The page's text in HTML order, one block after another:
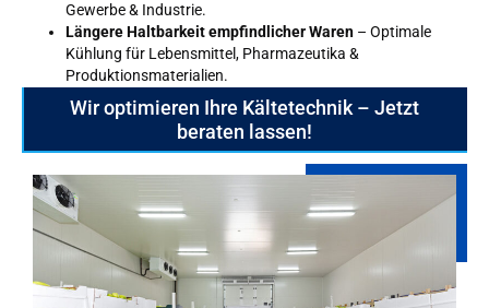
Gewerbe & Industrie.
Längere Haltbarkeit empfindlicher Waren – Optimale
Kühlung für Lebensmittel, Pharmazeutika &
Produktionsmaterialien.
Wir optimieren Ihre Kältetechnik – Jetzt
beraten lassen!